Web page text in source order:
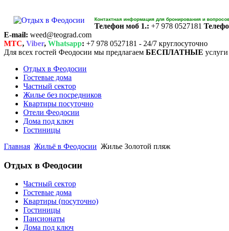
Контактная информация для бронирования и
Телефон моб 1.: +7 978 0527181
E-mail: weed@teograd.com
MTC, Viber, Whatsapp: +7 978 0527181 - 24/7 круглосуточно
Для всех гостей Феодосии мы предлагаем БЕСПЛАТНЫЕ
Отдых в Феодосии
Гостевые дома
Частный сектор
Жилье без посредников
Квартиры посуточно
Отели Феодосии
Дома под ключ
Гостиницы
Главная Жильё в Феодосии Жилье Золотой пляж
Отдых в Феодосии
Частный сектор
Гостевые дома
Квартиры (посуточно)
Гостиницы
Пансионаты
Дома под ключ